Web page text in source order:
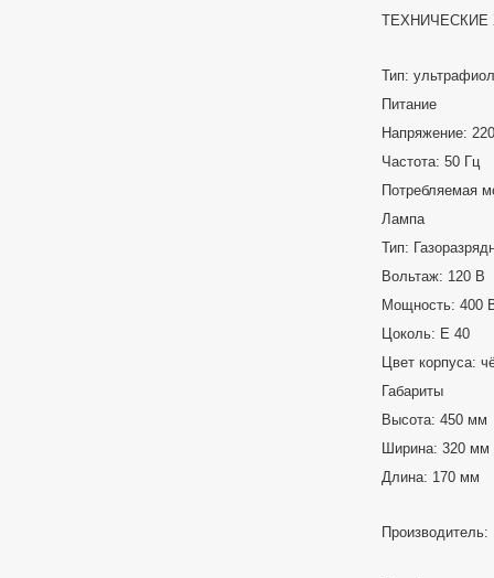
ТЕХНИЧЕСКИЕ
Тип:
Питание
Напряжение:
Частота: 50 Гц
Потребляемая
Лампа
Тип:
Вольтаж: 120 В
Мощность: 400
Цоколь: E 40
Цвет корпуса:
Габариты
Высота: 450 мм
Ширина: 320 мм
Длина: 170 мм
Производитель: